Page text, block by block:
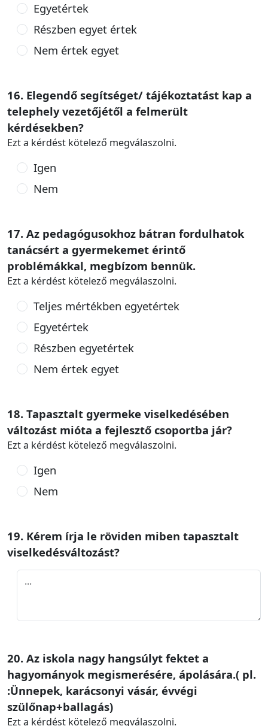
Egyetértek
Részben egyet értek
Nem értek egyet
16. Elegendő segítséget/ tájékoztatást kap a
telephely vezetőjétől a felmerült
kérdésekben?
Ezt a kérdést kötelező megválaszolni.
Igen
Nem
17. Az pedagógusokhoz bátran fordulhatok
tanácsért a gyermekemet érintő
problémákkal, megbízom bennük.
Ezt a kérdést kötelező megválaszolni.
Teljes mértékben egyetértek
Egyetértek
Részben egyetértek
Nem értek egyet
18. Tapasztalt gyermeke viselkedésében
változást mióta a fejlesztő csoportba jár?
Ezt a kérdést kötelező megválaszolni.
Igen
Nem
19. Kérem írja le röviden miben tapasztalt
viselkedésváltozást?
20. Az iskola nagy hangsúlyt fektet a
hagyományok megismerésére, ápolására.( pl.
:Ünnepek, karácsonyi vásár, évvégi
szülőnap+ballagás)
Ezt a kérdést kötelező megválaszolni.